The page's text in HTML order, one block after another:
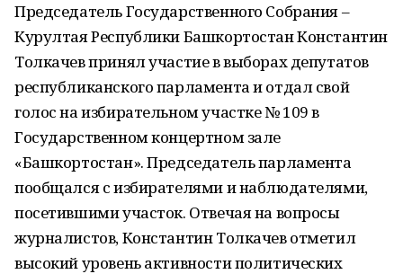
Председатель Государственного Собрания –
Курултая Республики Башкортостан Константин
Толкачев принял участие в выборах депутатов
республиканского парламента и отдал свой
голос на избирательном участке № 109 в
Государственном концертном зале
«Башкортостан». Председатель парламента
пообщался с избирателями и наблюдателями,
посетившими участок. Отвечая на вопросы
журналистов, Константин Толкачев отметил
высокий уровень активности политических